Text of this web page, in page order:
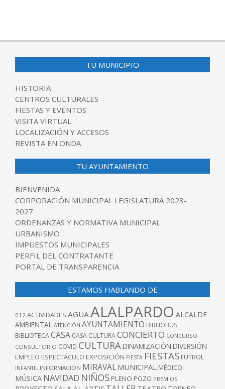
12-
TU MUNICIPIO
HISTORIA
CENTROS CULTURALES
FIESTAS Y EVENTOS
VISITA VIRTUAL
LOCALIZACIÓN Y ACCESOS
REVISTA EN ONDA
TU AYUNTAMIENTO
BIENVENIDA
CORPORACIÓN MUNICIPAL LEGISLATURA 2023-
2027
ORDENANZAS Y NORMATIVA MUNICIPAL
URBANISMO
IMPUESTOS MUNICIPALES
PERFIL DEL CONTRATANTE
PORTAL DE TRANSPARENCIA
ESTAMOS HABLANDO DE
012 ACTIVIDADES AGUAALALPARDO ALCALDE
AMBIENTAL ATENCIÓN AYUNTAMIENTO BIBLIOBUS
BIBLIOTECACASA CASA CULTURACONCIERTO CONCURSO
CONSULTORIO COVID CULTURA DINAMIZACIÓN DIVERSIÓN
EMPLEO ESPECTÁCULO EXPOSICIÓN FIESTA FIESTAS FUTBOL
INFANTIL INFORMACIÓN MIRAVAL MUNICIPAL MÉDICO
MÚSICA NAVIDAD NIÑOS PLENO POZO PREMIOS